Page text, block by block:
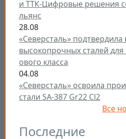
и ТТК-Цифровые решения
льянс
28.08
«Северсталь» подтвердила
высокопрочных сталей для
ового класса
04.08
«Северсталь» освоила
стали SA-387 Gr22 Cl2
Все
Последние